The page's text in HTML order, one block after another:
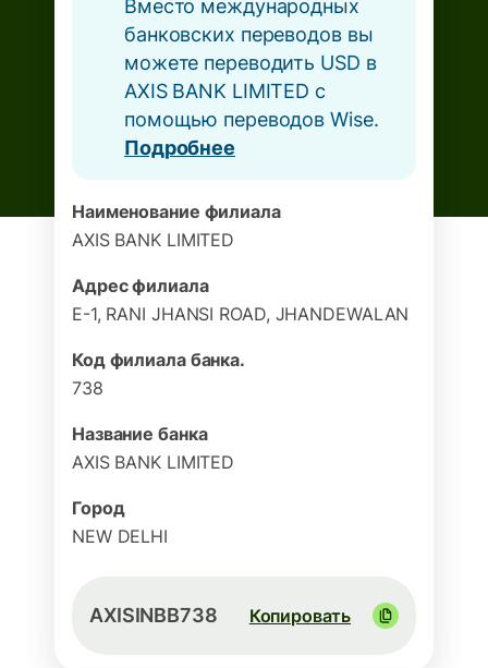
Вместо международных
банковских переводов вы
можете переводить USD в
AXIS BANK LIMITED с
помощью переводов Wise.
Подробнее
Наименование филиала
AXIS BANK LIMITED
Адрес филиала
E-1, RANI JHANSI ROAD, JHANDEWALAN
Код филиала банка.
738
Название банка
AXIS BANK LIMITED
Город
NEW DELHI
AXISINBB738 Копировать